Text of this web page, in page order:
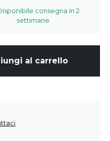
consegna in 2
settimane
al carrello